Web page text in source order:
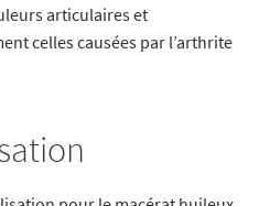
articulaires et
celles causées par l’arthrite